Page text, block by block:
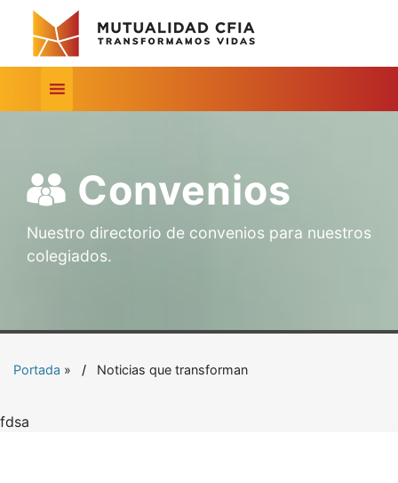
Convenios
Nuestro directorio de convenios para nuestros
colegiados.
Portada » Noticias que transforman
fdsa